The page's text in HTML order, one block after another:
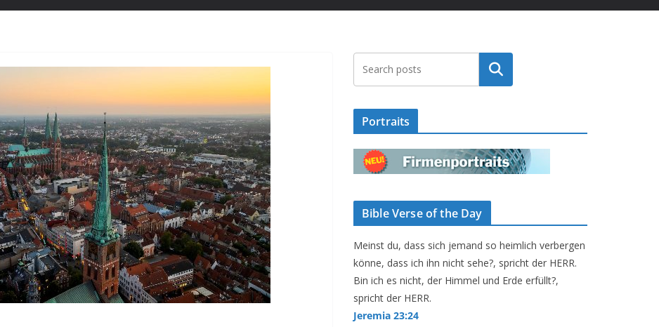
Suchen
Portraits
Bible Verse of the Day
Meinst du, dass sich jemand so heimlich verbergen
könne, dass ich ihn nicht sehe?, spricht der HERR.
Bin ich es nicht, der Himmel und Erde erfüllt?,
spricht der HERR.
Jeremia 23:24